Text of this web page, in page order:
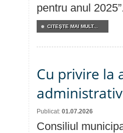
pentru anul
CITEŞTE MAI MULT...
Cu privire la
Publicat: 01.07.2026
Consiliul